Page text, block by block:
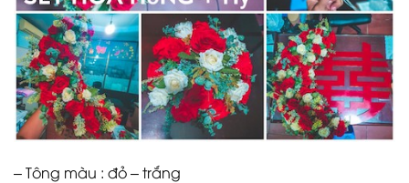
– Tông màu : đỏ – trắng